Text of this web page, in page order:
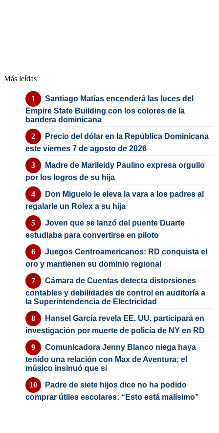
Más leídas
Santiago Matías encenderá las luces del
Empire State Building con los colores de la
bandera dominicana
Precio del dólar en la República Dominicana
este viernes 7 de agosto de 2026
Madre de Marileidy Paulino expresa orgullo
por los logros de su hija
Don Miguelo le eleva la vara a los padres al
regalarle un Rolex a su hija
Joven que se lanzó del puente Duarte
estudiaba para convertirse en piloto
Juegos Centroamericanos: RD conquista el
oro y mantienen su dominio regional
Cámara de Cuentas detecta distorsiones
contables y debilidades de control en auditoría a
la Superintendencia de Electricidad
Hansel García revela EE. UU. participará en
investigación por muerte de policía de NY en RD
Comunicadora Jenny Blanco niega haya
tenido una relación con Max de Aventura; el
músico insinuó que si
Padre de siete hijos dice no ha podido
comprar útiles escolares: “Esto está malísimo”